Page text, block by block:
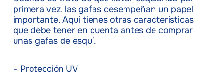
primera vez, las gafas desempeñan un papel
importante. Aquí tienes otras características
que debe tener en cuenta antes de comprar
unas gafas de esquí.
– Protección UV